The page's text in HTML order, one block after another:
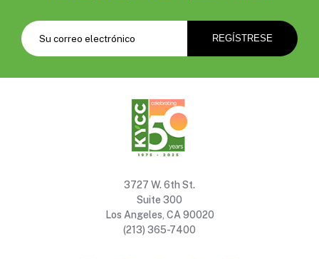
3727 W. 6th St.
Suite 300
Los Angeles, CA 90020
(213) 365-7400